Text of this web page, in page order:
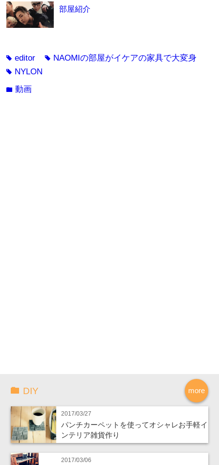
部屋紹介
tageditor tag NAOMIの部屋がイケアの家具で大変身
tag NYLON
folder動画
more
DIY
2017/03/27
パンチカーペットを使ってオシャレお手軽イ
ンテリア雑貨作り
2017/03/06